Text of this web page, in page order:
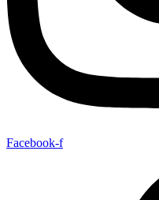
Facebook-f